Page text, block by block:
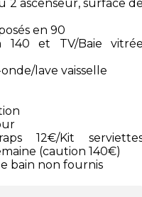
2 ascenseur, surface
en 90
140 et TV/Baie
lave vaisselle
12€/Kit
(caution 140€)
bain non fournis